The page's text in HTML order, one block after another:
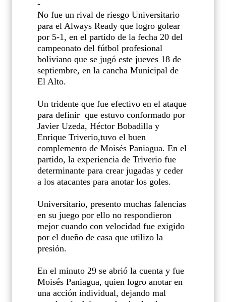
-
No fue un rival de riesgo Universitario
para el Always Ready que logro golear
por 5-1, en el partido de la fecha 20 del
campeonato del fútbol profesional
boliviano que se jugó este jueves 18 de
septiembre, en la cancha Municipal de
El Alto.
Un tridente que fue efectivo en el ataque
para definir que estuvo conformado por
Javier Uzeda, Héctor Bobadilla y
Enrique Triverio,tuvo el buen
complemento de Moisés Paniagua. En el
partido, la experiencia de Triverio fue
determinante para crear jugadas y ceder
a los atacantes para anotar los goles.
Universitario, presento muchas falencias
en su juego por ello no respondieron
mejor cuando con velocidad fue exigido
por el dueño de casa que utilizo la
presión.
En el minuto 29 se abrió la cuenta y fue
Moisés Paniagua, quien logro anotar en
una acción individual, dejando mal